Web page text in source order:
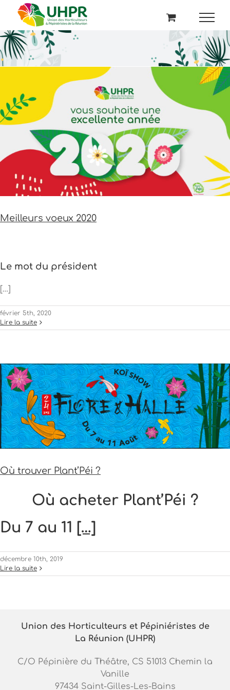
Passer
contenu
Meilleurs voeux 2020
Le mot du président
[…]
février 5th, 2020
Lire la suite
Où trouver Plant’Péi ?
Où acheter Plant’Péi ?
Du 7 au 11 […]
décembre 10th, 2019
Lire la suite
Union des Horticulteurs et Pépiniéristes de
La Réunion (UHPR)
C/O Pépinière du Théâtre, CS 51013 Chemin la
Vanille
97434 Saint-Gilles-Les-Bains